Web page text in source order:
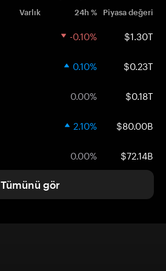
Varlık 24h % Piyasa değeri
-0.10% $1.30T
0.10% $0.23T
0.00% $0.18T
2.10% $80.00B
0.00% $72.14B
Tümünü gör